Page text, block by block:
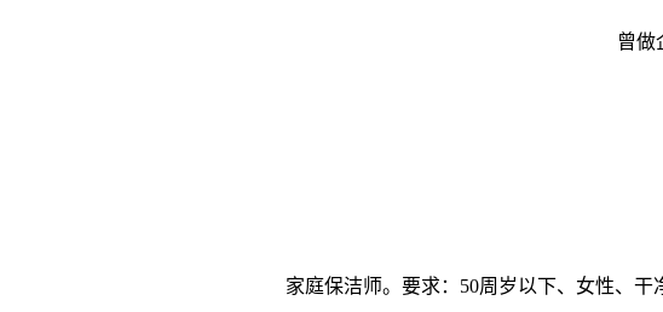
曾做
家庭保洁师。要求：50周岁以下、女性、干